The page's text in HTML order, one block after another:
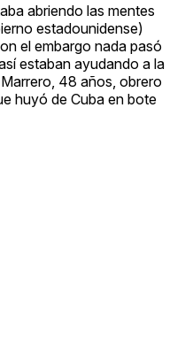
abriendo las mentes
estadounidense)
el embargo nada pasó
estaban ayudando a la
48 años, obrero
huyó de Cuba en bote